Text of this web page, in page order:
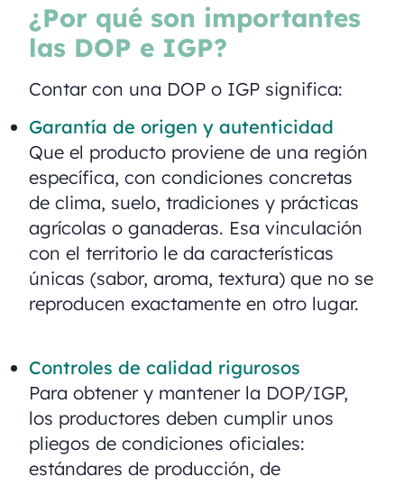
¿Por qué son importantes
las DOP e IGP?
Contar con una DOP o IGP significa:
Garantía de origen y autenticidad
Que el producto proviene de una región
específica, con condiciones concretas
de clima, suelo, tradiciones y prácticas
agrícolas o ganaderas. Esa vinculación
con el territorio le da características
únicas (sabor, aroma, textura) que no se
reproducen exactamente en otro lugar.
Controles de calidad rigurosos
Para obtener y mantener la DOP/IGP,
los productores deben cumplir unos
pliegos de condiciones oficiales:
estándares de producción, de